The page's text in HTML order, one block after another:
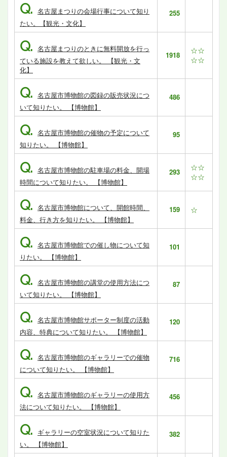
Q. 名古屋まつりの会場行事について知り
たい。【観光・文化】
255
Q. 名古屋まつりのときに無料開放を行っ
ている施設を教えて欲しい。 【観光・文
化】
1918
☆☆
☆☆
Q. 名古屋市博物館の図録の販売状況につ
いて知りたい。 【博物館】
486
Q. 名古屋市博物館の催物の予定について
知りたい。 【博物館】
95
Q. 名古屋市博物館の駐車場の料金、開場
時間について知りたい。 【博物館】
293
☆☆
☆☆
Q. 名古屋市博物館について、開館時間、
料金、行き方を知りたい。 【博物館】
159 ☆
Q. 名古屋市博物館での催し物について知
りたい。 【博物館】
101
Q. 名古屋市博物館の講堂の使用方法につ
いて知りたい。 【博物館】
87
Q. 名古屋市博物館サポーター制度の活動
内容、特典について知りたい。 【博物館】
120
Q. 名古屋市博物館のギャラリーでの催物
について知りたい。 【博物館】
716
Q. 名古屋市博物館のギャラリーの使用方
法について知りたい。 【博物館】
456
Q. ギャラリーの空室状況について知りた
い。 【博物館】
382